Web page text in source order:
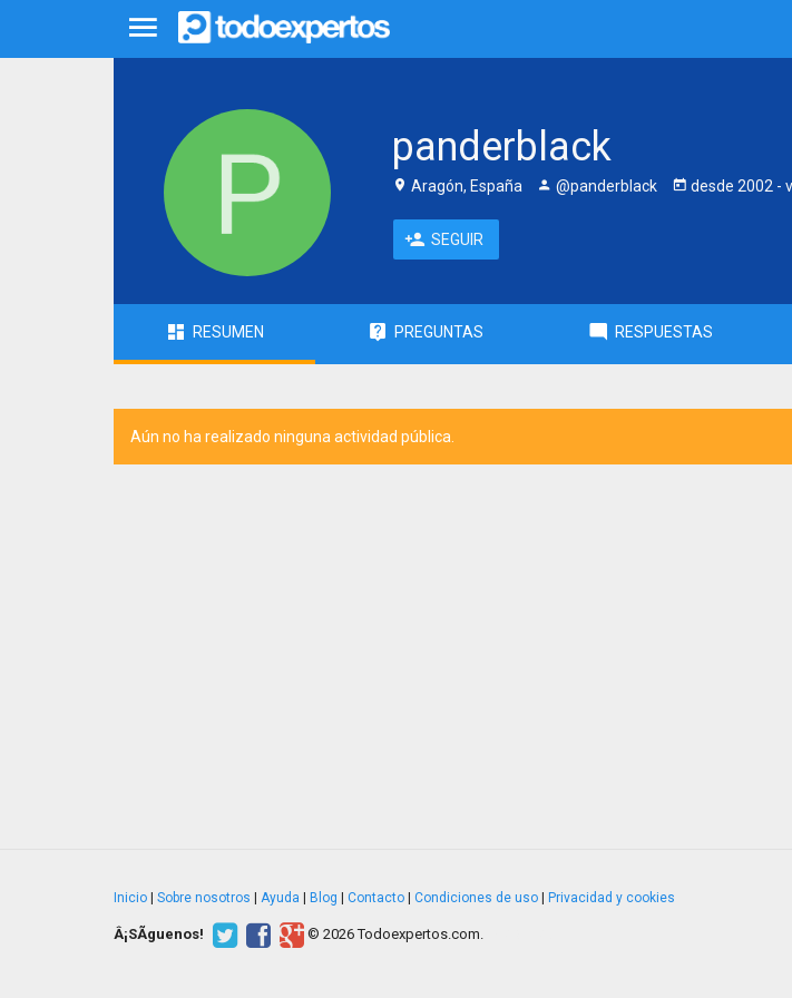
panderblack
Aragón, España @panderblack desde 2002 -
SEGUIR
RESUMEN PREGUNTAS RESPUESTAS
Aún no ha realizado ninguna actividad pública.
Inicio Sobre nosotros Ayuda Blog Contacto Condiciones de uso Privacidad y cookies
Â¡SÃ­guenos! © 2026 Todoexpertos.com.